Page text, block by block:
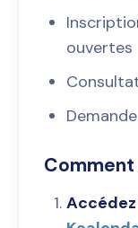
ouvertes
Accédez